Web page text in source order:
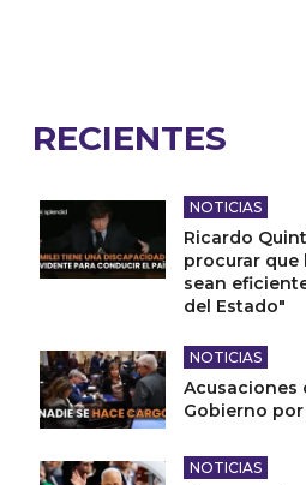
RECIENTES
NOTICIAS
Ricardo
procurar que
sean
del Estado"
NOTICIAS
Acusaciones
Gobierno por
NOTICIAS